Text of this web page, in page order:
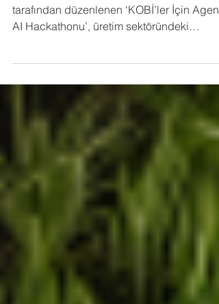
Akbank’ın desteğiyle MEXT ve Novus
tarafından düzenlenen ‘KOBİ’ler İçin
KOBİ’leri otonom yapay zeka çözümleriyle
buluşturdu.